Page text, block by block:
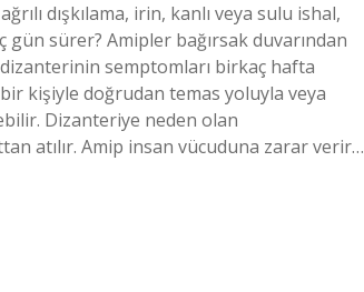
dışkılama, irin, kanlı veya sulu ishal,
gün sürer? Amipler bağırsak duvarından
semptomları birkaç hafta
kişiyle doğrudan temas yoluyla veya
Dizanteriye neden olan
atılır. Amip insan vücuduna zarar verir…